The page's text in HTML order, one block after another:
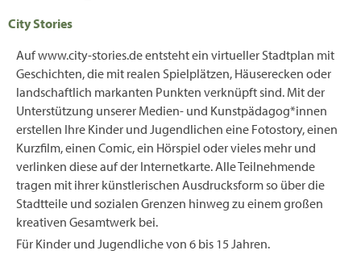
City Stories
Auf www.city-stories.de entsteht ein virtueller Stadtplan mit
Geschichten, die mit realen Spielplätzen, Häuserecken oder
landschaftlich markanten Punkten verknüpft sind. Mit der
Unterstützung unserer Medien- und Kunstpädagog*innen
erstellen Ihre Kinder und Jugendlichen eine Fotostory, einen
Kurzfilm, einen Comic, ein Hörspiel oder vieles mehr und
verlinken diese auf der Internetkarte. Alle Teilnehmende
tragen mit ihrer künstlerischen Ausdrucksform so über die
Stadtteile und sozialen Grenzen hinweg zu einem großen
kreativen Gesamtwerk bei.
Für Kinder und Jugendliche von 6 bis 15 Jahren.